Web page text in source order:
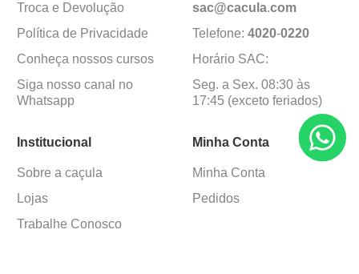
Troca e Devolução
Política de Privacidade
Conheça nossos cursos
Siga nosso canal no
Whatsapp
sac@cacula.com
Telefone: 4020-0220
Horário SAC:
Seg. a Sex. 08:30 às
17:45 (exceto feriados)
Institucional
Sobre a caçula
Lojas
Trabalhe Conosco
Minha Conta
Minha Conta
Pedidos